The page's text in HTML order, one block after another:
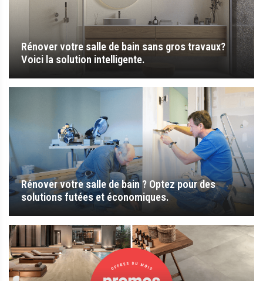
Rénover votre salle de bain sans gros travaux?
Voici la solution intelligente.
Rénover votre salle de bain ? Optez pour des
solutions futées et économiques.